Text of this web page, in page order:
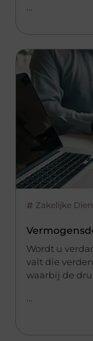
Zakelijke
Wordt u
valt die
waarbij de
...